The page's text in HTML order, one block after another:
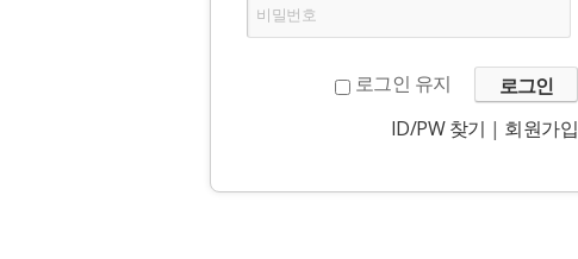
비밀번호
로그인 유지
ID/PW 찾기 | 회원가입